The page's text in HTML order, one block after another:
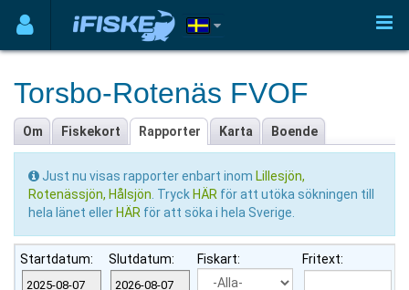
Torsbo-Rotenäs FVOF
Om Fiskekort Rapporter Karta Boende
Just nu visas rapporter enbart inom Lillesjön,
Rotenässjön, Hålsjön . Tryck HÄR för att utöka sökningen till
hela länet eller HÄR för att söka i hela Sverige.
Startdatum: Slutdatum: Fiskart: Fritext: